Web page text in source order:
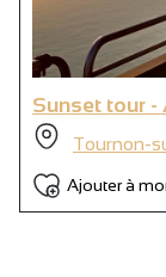
Sunset tour -
Tournon-
Ajouter à